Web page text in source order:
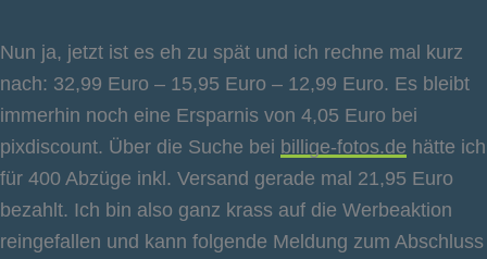
Nun ja, jetzt ist es eh zu spät und ich rechne mal kurz
nach: 32,99 Euro – 15,95 Euro – 12,99 Euro. Es bleibt
immerhin noch eine Ersparnis von 4,05 Euro bei
pixdiscount. Über die Suche bei billige-fotos.de hätte ich
für 400 Abzüge inkl. Versand gerade mal 21,95 Euro
bezahlt. Ich bin also ganz krass auf die Werbeaktion
reingefallen und kann folgende Meldung zum Abschluss